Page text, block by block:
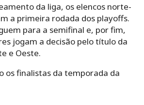
da liga, os elencos norte-
a primeira rodada dos playoffs.
para a semifinal e, por fim,
jogam a decisão pelo título da
e Oeste.
os finalistas da temporada da